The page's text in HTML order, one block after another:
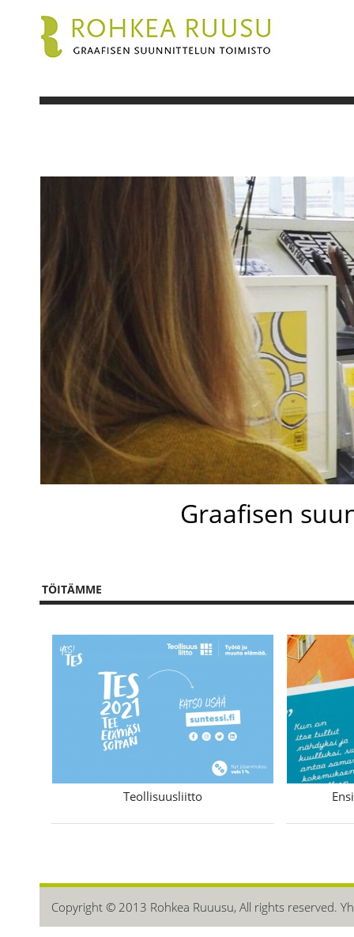
Graafisen
TÖITÄMME
Teollisuusliitto
Copyright © 2013 Rohkea Ruuusu, All rights reserved.